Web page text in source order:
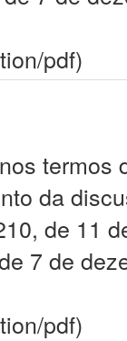
pdf)
da
de 11
7 de
pdf)